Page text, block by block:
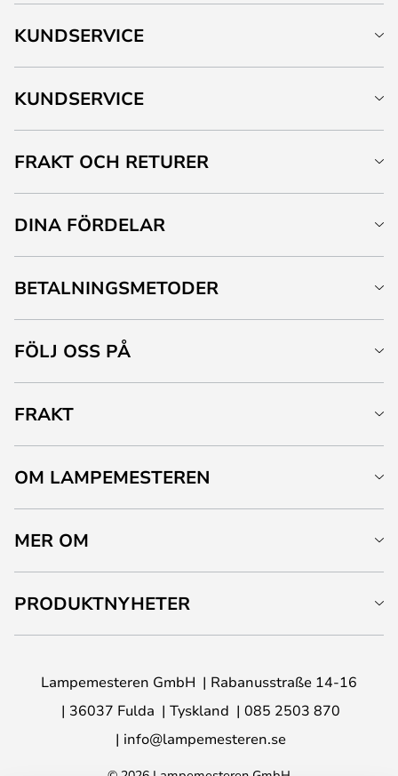
KUNDSERVICE
KUNDSERVICE
FRAKT OCH RETURER
DINA FÖRDELAR
BETALNINGSMETODER
FÖLJ OSS PÅ
FRAKT
OM LAMPEMESTEREN
MER OM
PRODUKTNYHETER
Lampemesteren GmbH
Rabanusstraße 14-16
36037 Fulda
Tyskland
085 2503 870
info@lampemesteren.se